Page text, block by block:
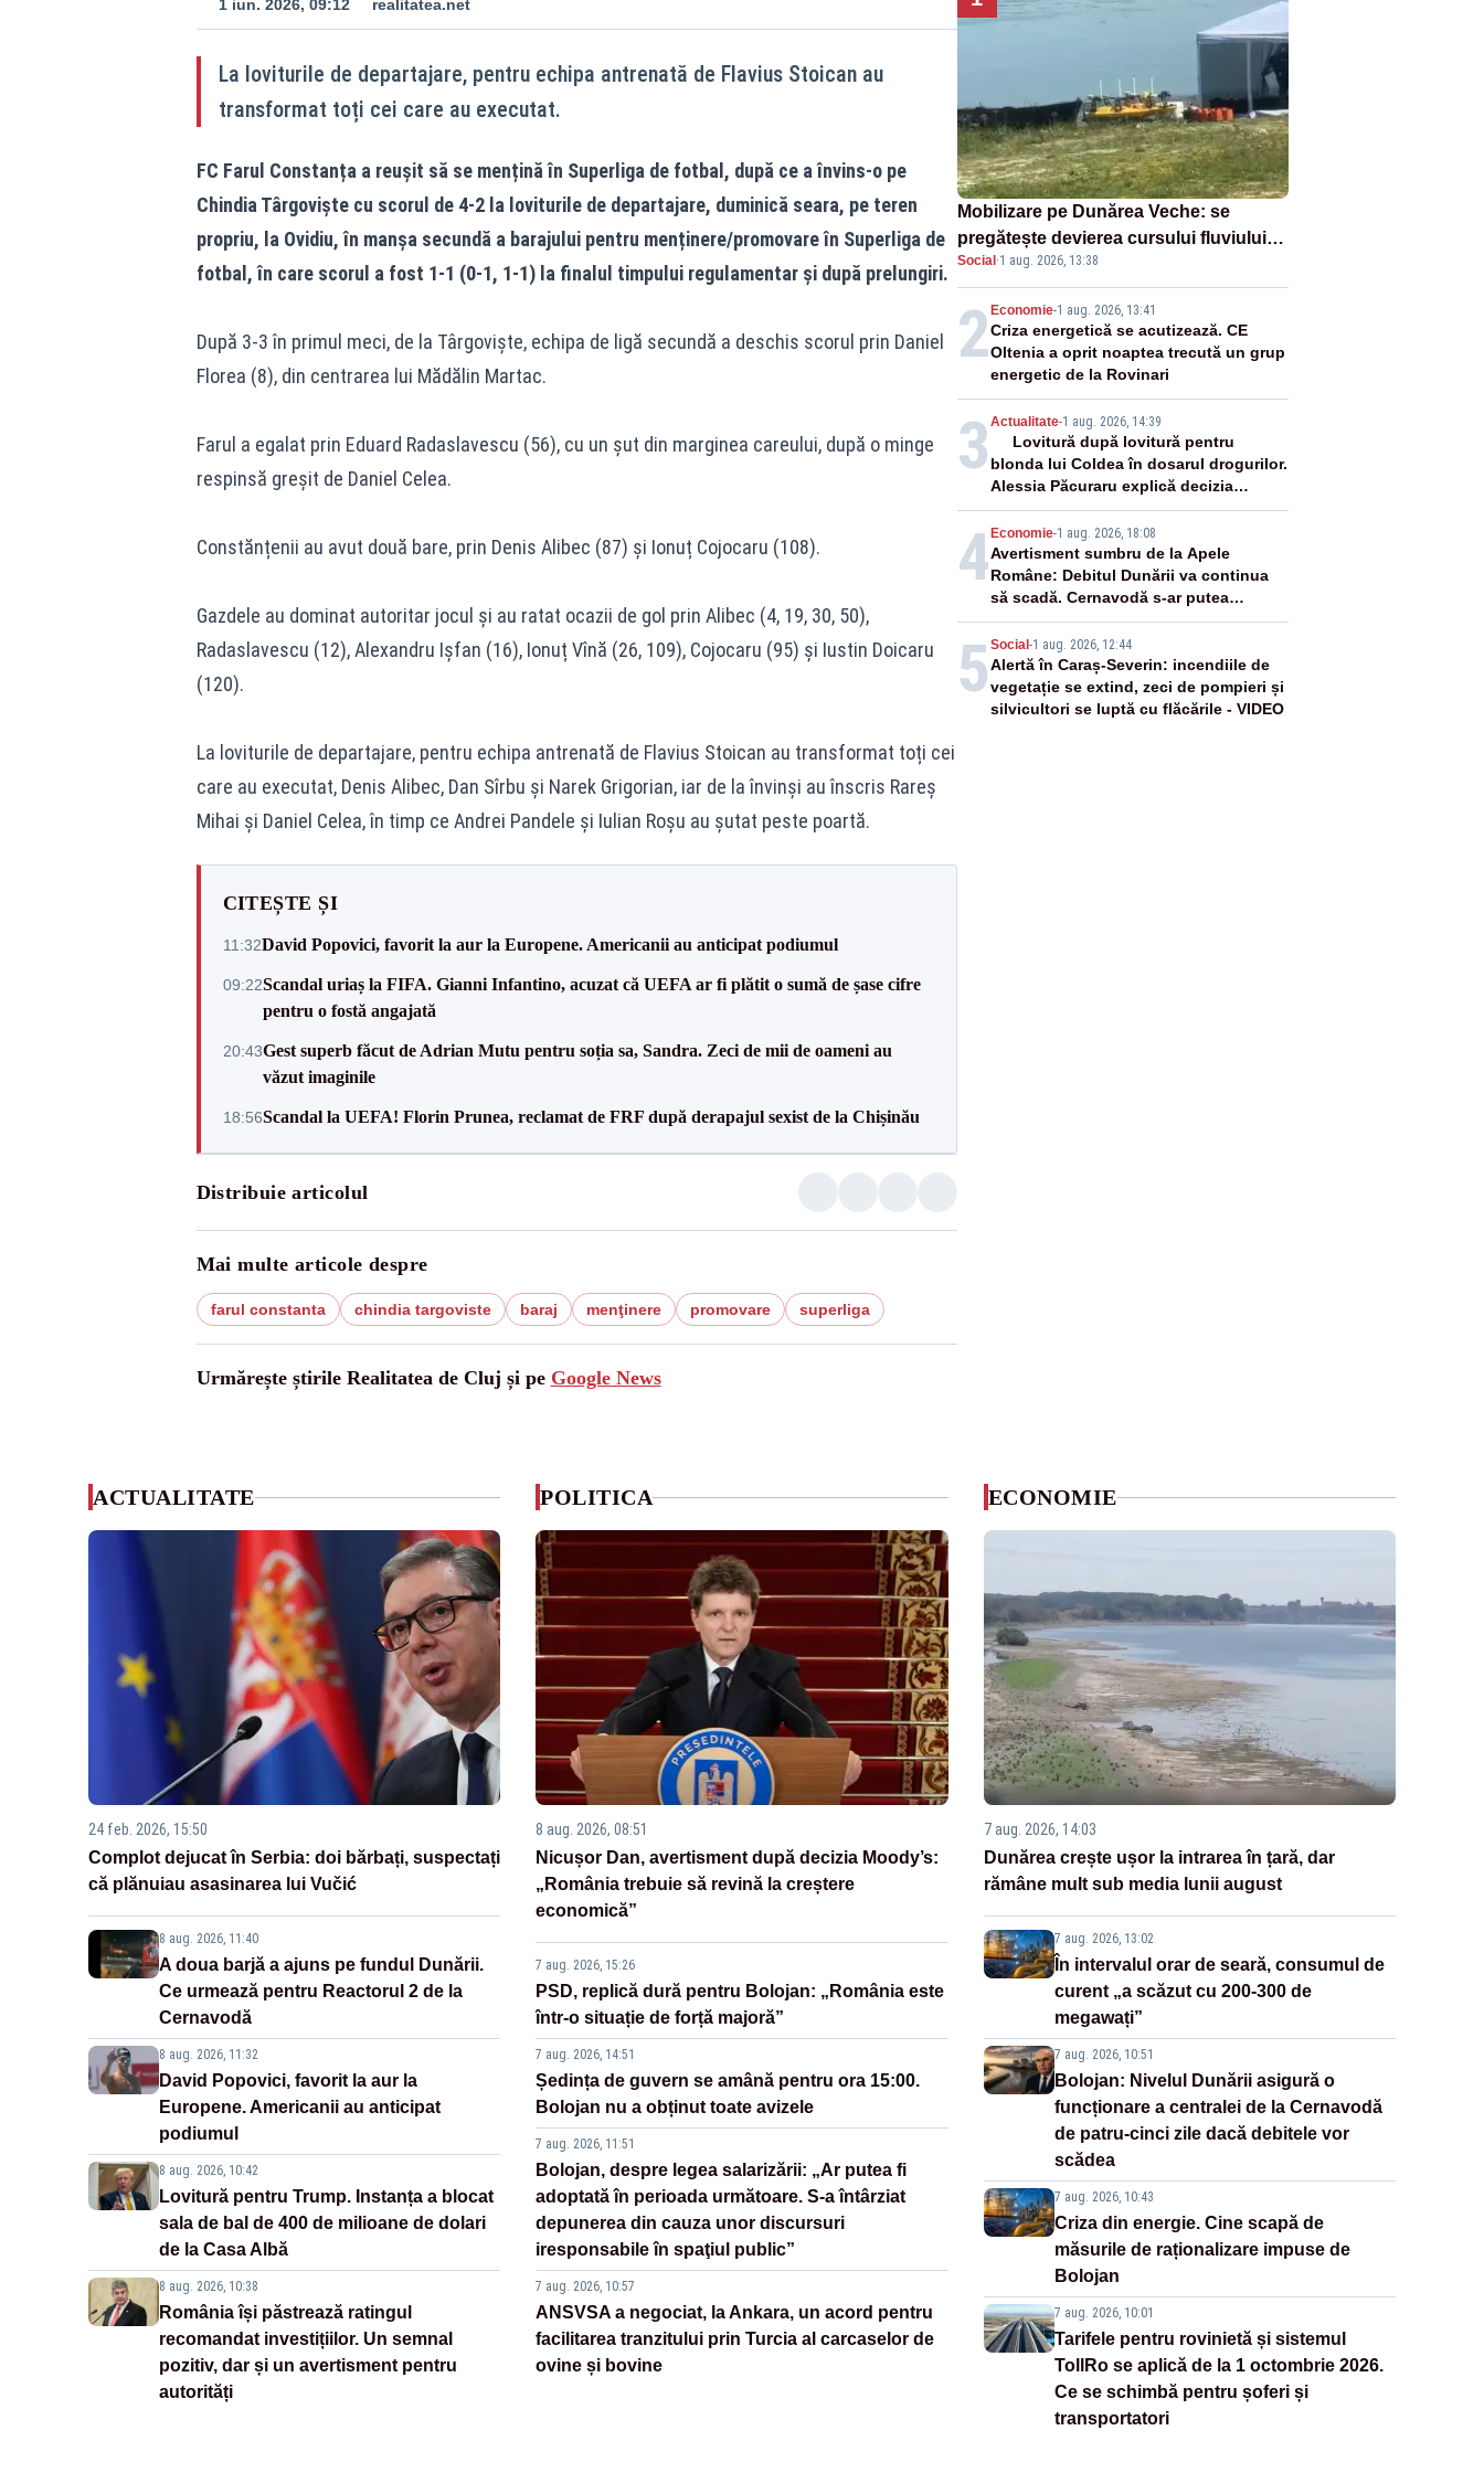
1 iun. 2026, 09:12 realitatea.net
La loviturile de departajare, pentru echipa antrenată de Flavius Stoican au
transformat toți cei care au executat.
FC Farul Constanța a reușit să se mențină în Superliga de fotbal, după ce a învins-o pe
Chindia Târgoviște cu scorul de 4-2 la loviturile de departajare, duminică seara, pe teren
propriu, la Ovidiu, în manșa secundă a barajului pentru menținere/promovare în Superliga de
fotbal, în care scorul a fost 1-1 (0-1, 1-1) la finalul timpului regulamentar și după prelungiri.
După 3-3 în primul meci, de la Târgoviște, echipa de ligă secundă a deschis scorul prin Daniel
Florea (8), din centrarea lui Mădălin Martac.
Farul a egalat prin Eduard Radaslavescu (56), cu un șut din marginea careului, după o minge
respinsă greșit de Daniel Celea.
Constănțenii au avut două bare, prin Denis Alibec (87) și Ionuț Cojocaru (108).
Gazdele au dominat autoritar jocul și au ratat ocazii de gol prin Alibec (4, 19, 30, 50),
Radaslavescu (12), Alexandru Ișfan (16), Ionuț Vînă (26, 109), Cojocaru (95) și Iustin Doicaru
(120).
La loviturile de departajare, pentru echipa antrenată de Flavius Stoican au transformat toți cei
care au executat, Denis Alibec, Dan Sîrbu și Narek Grigorian, iar de la învinși au înscris Rareș
Mihai și Daniel Celea, în timp ce Andrei Pandele și Iulian Roșu au șutat peste poartă.
CITEȘTE ȘI
11:32David Popovici, favorit la aur la Europene. Americanii au anticipat podiumul
09:22Scandal uriaș la FIFA. Gianni Infantino, acuzat că UEFA ar fi plătit o sumă de șase cifre
pentru o fostă angajată
20:43Gest superb făcut de Adrian Mutu pentru soția sa, Sandra. Zeci de mii de oameni au
văzut imaginile
18:56Scandal la UEFA! Florin Prunea, reclamat de FRF după derapajul sexist de la Chișinău
Distribuie articolul
Mai multe articole despre
farul constanta chindia targoviste baraj menţinere promovare superliga
Urmărește știrile Realitatea de Cluj și pe Google News
Mobilizare pe Dunărea Veche: se
pregătește devierea cursului fluviului
către Cernavodă – VIDEO
Social ·1 aug. 2026, 13:38
2 Economie-1 aug. 2026, 13:41
Criza energetică se acutizează. CE
Oltenia a oprit noaptea trecută un grup
energetic de la Rovinari
3 Actualitate-1 aug. 2026, 14:39
Lovitură după lovitură pentru
blonda lui Coldea în dosarul drogurilor.
Alessia Păcuraru explică decizia
magistraților
4 Economie-1 aug. 2026, 18:08
Avertisment sumbru de la Apele
Române: Debitul Dunării va continua
să scadă. Cernavodă s-ar putea
închide în 4 zile
5 Social -1 aug. 2026, 12:44
Alertă în Caraș-Severin: incendiile de
vegetație se extind, zeci de pompieri și
silvicultori se luptă cu flăcările - VIDEO
ACTUALITATE
24 feb. 2026, 15:50
Complot dejucat în Serbia: doi bărbați, suspectați
că plănuiau asasinarea lui Vučić
8 aug. 2026, 11:40
A doua barjă a ajuns pe fundul Dunării.
Ce urmează pentru Reactorul 2 de la
Cernavodă
8 aug. 2026, 11:32
David Popovici, favorit la aur la
Europene. Americanii au anticipat
podiumul
8 aug. 2026, 10:42
Lovitură pentru Trump. Instanța a blocat
sala de bal de 400 de milioane de dolari
de la Casa Albă
8 aug. 2026, 10:38
România își păstrează ratingul
recomandat investițiilor. Un semnal
pozitiv, dar și un avertisment pentru
autorități
POLITICA
8 aug. 2026, 08:51
Nicușor Dan, avertisment după decizia Moody’s:
„România trebuie să revină la creștere
economică”
7 aug. 2026, 15:26
PSD, replică dură pentru Bolojan: „România este
într-o situație de forță majoră”
7 aug. 2026, 14:51
Ședința de guvern se amână pentru ora 15:00.
Bolojan nu a obținut toate avizele
7 aug. 2026, 11:51
Bolojan, despre legea salarizării: „Ar putea fi
adoptată în perioada următoare. S-a întârziat
depunerea din cauza unor discursuri
iresponsabile în spaţiul public”
7 aug. 2026, 10:57
ANSVSA a negociat, la Ankara, un acord pentru
facilitarea tranzitului prin Turcia al carcaselor de
ovine și bovine
ECONOMIE
7 aug. 2026, 14:03
Dunărea crește ușor la intrarea în țară, dar
rămâne mult sub media lunii august
7 aug. 2026, 13:02
În intervalul orar de seară, consumul de
curent „a scăzut cu 200-300 de
megawați”
7 aug. 2026, 10:51
Bolojan: Nivelul Dunării asigură o
funcționare a centralei de la Cernavodă
de patru-cinci zile dacă debitele vor
scădea
7 aug. 2026, 10:43
Criza din energie. Cine scapă de
măsurile de raționalizare impuse de
Bolojan
7 aug. 2026, 10:01
Tarifele pentru rovinietă și sistemul
TollRo se aplică de la 1 octombrie 2026.
Ce se schimbă pentru șoferi și
transportatori